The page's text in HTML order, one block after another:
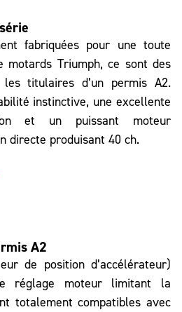
fabriquées pour une toute
motards Triumph, ce sont des
titulaires d’un permis A2.
instinctive, une excellente
et un puissant moteur
directe produisant 40 ch.
A2
de position d’accélérateur)
réglage moteur limitant la
totalement compatibles avec